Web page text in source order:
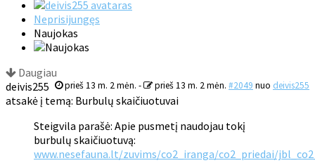
Neprisijungęs
Naujokas
Daugiau
prieš 13 m. 2 mėn. - prieš 13 m. 2 mėn. #2049 nuo deivis255
deivis255
atsakė į temą: Burbulų skaičiuotuvai
Steigvila parašė: Apie pusmetį naudojau tokį
burbulų skaičiuotuvą:
www.nesefauna.lt/zuvims/co2_iranga/co2_priedai/